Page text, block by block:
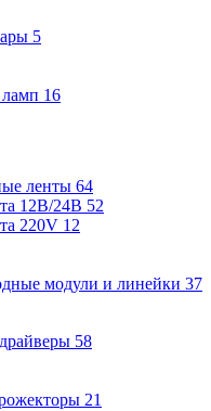
5
16
ленты 64
12В/24В 52
220V 12
модули и линейки 37
58
21